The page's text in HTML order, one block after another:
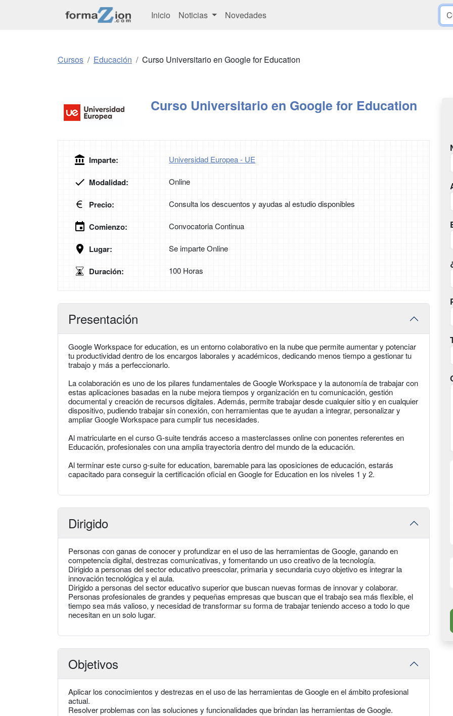
Inicio Noticias Novedades
Cursos Educación Curso Universitario en Google for Education
Curso Universitario en Google for Education
Imparte: Universidad Europea - UE
Modalidad: Online
Precio: Consulta los descuentos y ayudas al estudio disponibles
Comienzo: Convocatoria Continua
Lugar: Se imparte Online
Duración: 100 Horas
Presentación
Google Workspace for education, es un entorno colaborativo en la nube que permite aumentar y potenciar
tu productividad dentro de los encargos laborales y académicos, dedicando menos tiempo a gestionar tu
trabajo y más a perfeccionarlo.
La colaboración es uno de los pilares fundamentales de Google Workspace y la autonomía de trabajar con
estas aplicaciones basadas en la nube mejora tiempos y organización en tu comunicación, gestión
documental y creación de recursos digitales. Además, permite trabajar desde cualquier sitio y en cualquier
dispositivo, pudiendo trabajar sin conexión, con herramientas que te ayudan a integrar, personalizar y
ampliar Google Workspace para cumplir tus necesidades.
Al matricularte en el curso G-suite tendrás acceso a masterclasses online con ponentes referentes en
Educación, profesionales con una amplia trayectoria dentro del mundo de la educación.
Al terminar este curso g-suite for education, baremable para las oposiciones de educación, estarás
capacitado para conseguir la certificación oficial en Google for Education en los niveles 1 y 2.
Dirigido
Personas con ganas de conocer y profundizar en el uso de las herramientas de Google, ganando en
competencia digital, destrezas comunicativas, y fomentando un uso creativo de la tecnología.
Dirigido a personas del sector educativo preescolar, primaria y secundaria cuyo objetivo es integrar la
innovación tecnológica y el aula.
Dirigido a personas del sector educativo superior que buscan nuevas formas de innovar y colaborar.
Personas profesionales de grandes y pequeñas empresas que buscan que el trabajo sea más flexible, el
tiempo sea más valioso, y necesidad de transformar su forma de trabajar teniendo acceso a todo lo que
necesitan en un solo lugar.
Objetivos
Aplicar los conocimientos y destrezas en el uso de las herramientas de Google en el ámbito profesional
actual.
Resolver problemas con las soluciones y funcionalidades que brindan las herramientas de Google.